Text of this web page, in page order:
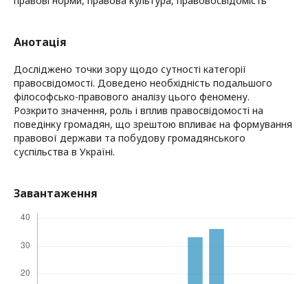
Анотація
Досліджено точки зору щодо сутності категорії
правосвідомості. Доведено необхідність подальшого
філософсько-правового аналізу цього феномену.
Розкрито значення, роль і вплив правосвідомості на
поведінку громадян, що зрештою впливає на формування
правової держави та побудову громадянського
суспільства в Україні.
Завантаження